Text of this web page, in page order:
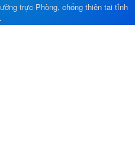
trực Phòng, chống thiên tai tỉnh
.